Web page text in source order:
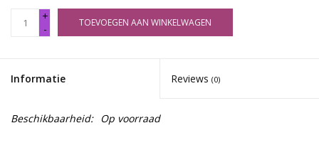
+
-
TOEVOEGEN AAN WINKELWAGEN
Informatie Reviews (0)
Beschikbaarheid: Op voorraad